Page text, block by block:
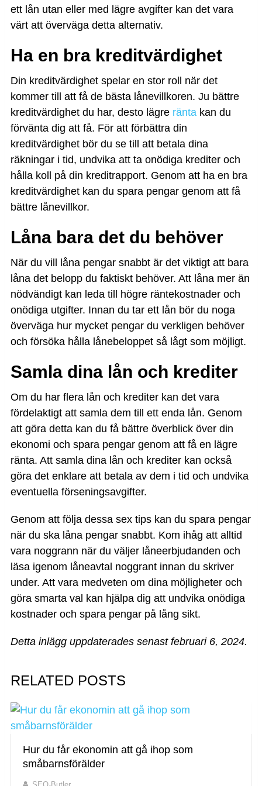
ett lån utan eller med lägre avgifter kan det vara
värt att överväga detta alternativ.
Ha en bra kreditvärdighet
Din kreditvärdighet spelar en stor roll när det
kommer till att få de bästa lånevillkoren. Ju bättre
kreditvärdighet du har, desto lägre räntakan du
förvänta dig att få. För att förbättra din
kreditvärdighet bör du se till att betala dina
räkningar i tid, undvika att ta onödiga krediter och
hålla koll på din kreditrapport. Genom att ha en bra
kreditvärdighet kan du spara pengar genom att få
bättre lånevillkor.
Låna bara det du behöver
När du vill låna pengar snabbt är det viktigt att bara
låna det belopp du faktiskt behöver. Att låna mer än
nödvändigt kan leda till högre räntekostnader och
onödiga utgifter. Innan du tar ett lån bör du noga
överväga hur mycket pengar du verkligen behöver
och försöka hålla lånebeloppet så lågt som möjligt.
Samla dina lån och krediter
Om du har flera lån och krediter kan det vara
fördelaktigt att samla dem till ett enda lån. Genom
att göra detta kan du få bättre överblick över din
ekonomi och spara pengar genom att få en lägre
ränta. Att samla dina lån och krediter kan också
göra det enklare att betala av dem i tid och undvika
eventuella förseningsavgifter.
Genom att följa dessa sex tips kan du spara pengar
när du ska låna pengar snabbt. Kom ihåg att alltid
vara noggrann när du väljer låneerbjudanden och
läsa igenom låneavtal noggrant innan du skriver
under. Att vara medveten om dina möjligheter och
göra smarta val kan hjälpa dig att undvika onödiga
kostnader och spara pengar på lång sikt.
Detta inlägg uppdaterades senast februari 6, 2024.
RELATED POSTS
Hur du får ekonomin att gå ihop som
småbarnsförälder